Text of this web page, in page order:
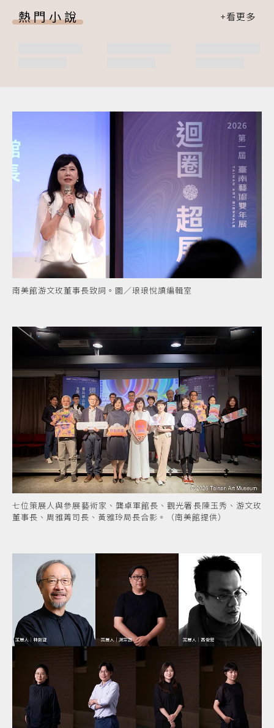
熱門小說
南美館游文玫董事長致詞。圖／琅琅悅讀編輯室
七位策展人與參展藝術家、龔卓軍館長、觀光署長陳玉秀、游文玫
董事長、周雅菁司長、黃雅玲局長合影。（南美館提供）